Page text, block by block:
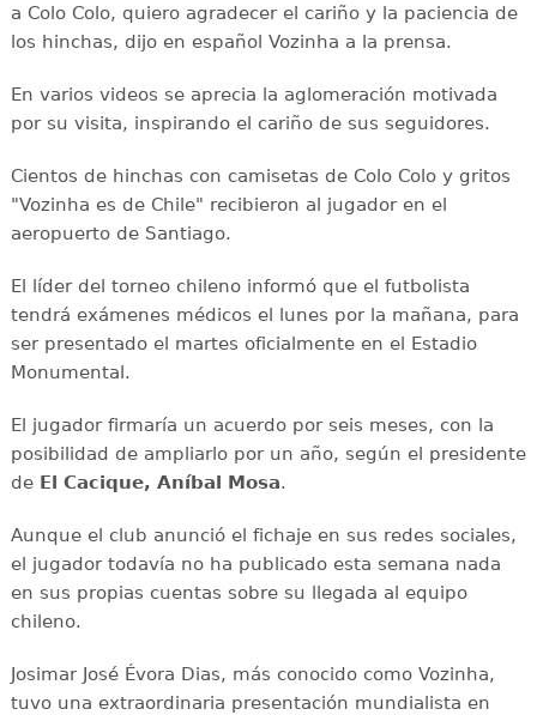
a Colo Colo, quiero agradecer el cariño y la paciencia de
los hinchas, dijo en español Vozinha a la prensa.
En varios videos se aprecia la aglomeración motivada
por su visita, inspirando el cariño de sus seguidores.
Cientos de hinchas con camisetas de Colo Colo y gritos
"Vozinha es de Chile" recibieron al jugador en el
aeropuerto de Santiago.
El líder del torneo chileno informó que el futbolista
tendrá exámenes médicos el lunes por la mañana, para
ser presentado el martes oficialmente en el Estadio
Monumental.
El jugador firmaría un acuerdo por seis meses, con la
posibilidad de ampliarlo por un año, según el presidente
de El Cacique, Aníbal Mosa.
Aunque el club anunció el fichaje en sus redes sociales,
el jugador todavía no ha publicado esta semana nada
en sus propias cuentas sobre su llegada al equipo
chileno.
Josimar José Évora Dias, más conocido como Vozinha,
tuvo una extraordinaria presentación mundialista en